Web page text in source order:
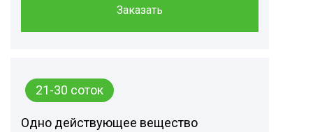
Заказать
21-30 соток
Одно действующее вещество